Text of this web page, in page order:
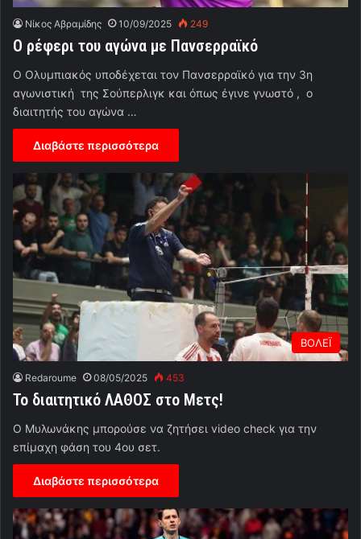
Νίκος Αβραμίδης 10/09/2025 249
Ο ρέφερι του αγώνα με Πανσερραϊκό
Ο Ολυμπιακός υποδέχεται τον Πανσερραϊκό για την 3η
αγωνιστική της Σούπερλιγκ και όπως έγινε γνωστό , ο
διαιτητής του αγώνα …
Διαβάστε περισσότερα
ΒΟΛΕΪ
Redaroume 08/05/2025 453
Το διαιτητικό ΛΑΘΟΣ στο Μετς!
Ο Μυλωνάκης μπορούσε να ζητήσει video check για την
επίμαχη φάση του 4ου σετ.
Διαβάστε περισσότερα